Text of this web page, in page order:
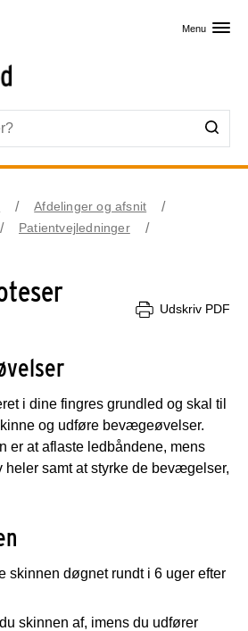
Menu
Afdelinger og afsnit
Patientvejledninger
Udskriv PDF
i dine fingres grundled og skal til
og udføre bevægeøvelser.
er at aflaste ledbåndene, mens
samt at styrke de bevægelser,
skinnen døgnet rundt i 6 uger efter
skinnen af, imens du udfører